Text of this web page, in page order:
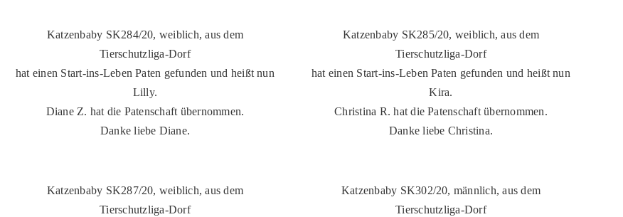
Katzenbaby SK284/20, weiblich, aus dem
Tierschutzliga-Dorf
hat einen Start-ins-Leben Paten gefunden und heißt nun
Lilly.
Diane Z. hat die Patenschaft übernommen.
Danke liebe Diane.
Katzenbaby SK285/20, weiblich, aus dem
Tierschutzliga-Dorf
hat einen Start-ins-Leben Paten gefunden und heißt nun
Kira.
Christina R. hat die Patenschaft übernommen.
Danke liebe Christina.
Katzenbaby SK287/20, weiblich, aus dem
Tierschutzliga-Dorf
Katzenbaby SK302/20, männlich, aus dem
Tierschutzliga-Dorf